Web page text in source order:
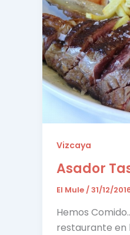
Vizcaya
Asador
El Mule/31/12/
Hemos
restaurante en